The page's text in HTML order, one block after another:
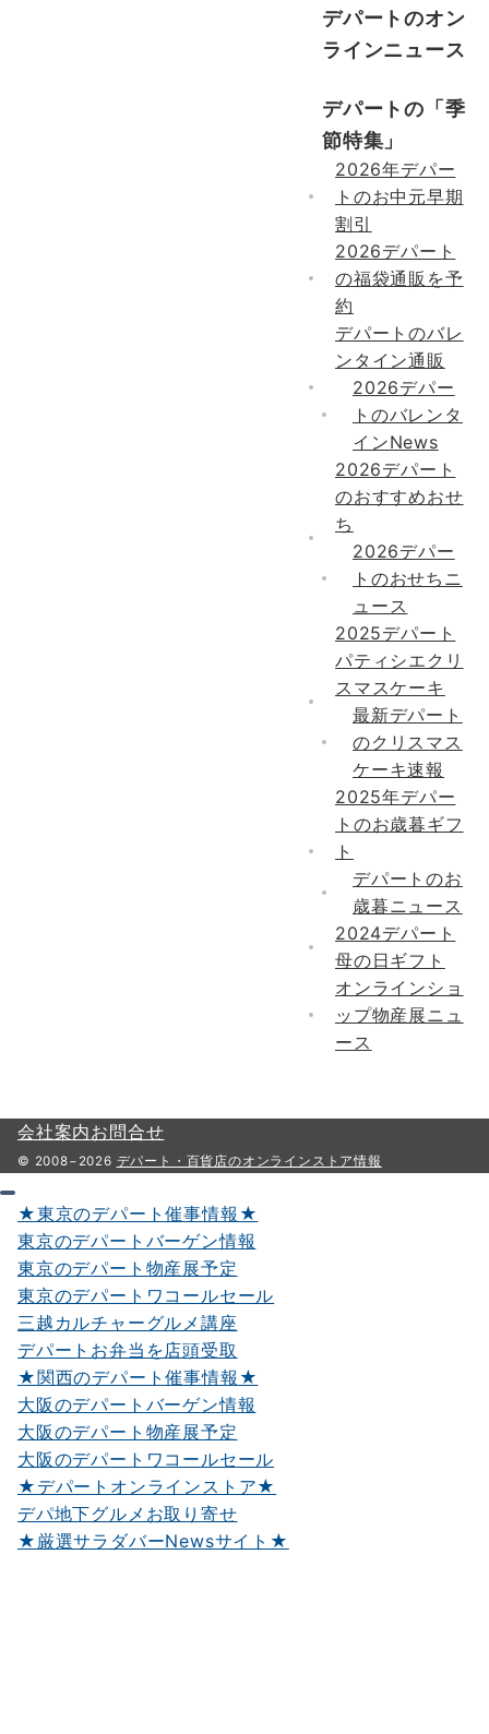
デパートのオン
ラインニュース
デパートの「季
節特集」
2026年デパー
トのお中元早期
割引
2026デパート
の福袋通販を予
約
デパートのバレ
ンタイン通販
2026デパー
トのバレンタ
インNews
2026デパート
のおすすめおせ
ち
2026デパー
トのおせちニ
ュース
2025デパート
パティシエクリ
スマスケーキ
最新デパート
のクリスマス
ケーキ速報
2025年デパー
トのお歳暮ギフ
ト
デパートのお
歳暮ニュース
2024デパート
母の日ギフト
オンラインショ
ップ物産展ニュ
ース
会社案内お問合せ
© 2008−2026 デパート・百貨店のオンラインストア情報
★東京のデパート催事情報★
東京のデパートバーゲン情報
東京のデパート物産展予定
東京のデパートワコールセール
三越カルチャーグルメ講座
デパートお弁当を店頭受取
★関西のデパート催事情報★
大阪のデパートバーゲン情報
大阪のデパート物産展予定
大阪のデパートワコールセール
★デパートオンラインストア★
デパ地下グルメお取り寄せ
★厳選サラダバーNewsサイト★